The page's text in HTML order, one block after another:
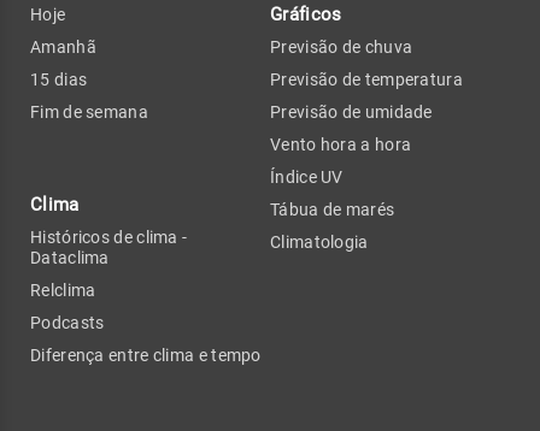
Hoje
Amanhã
15 dias
Fim de semana
Clima
Históricos de clima -
Dataclima
Relclima
Podcasts
Diferença entre clima e tempo
Gráficos
Previsão de chuva
Previsão de temperatura
Previsão de umidade
Vento hora a hora
Índice UV
Tábua de marés
Climatologia